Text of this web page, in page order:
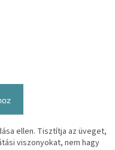
ellen. Tisztítja az üveget,
viszonyokat, nem hagy